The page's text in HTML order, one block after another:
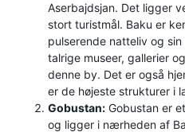
Aserbajdsjan. Det ligger
stort turistmål. Baku er
pulserende natteliv og
talrige museer, gallerier
denne by. Det er også
er de højeste strukturer i
Gobustan: Gobustan er
og ligger i nærheden af